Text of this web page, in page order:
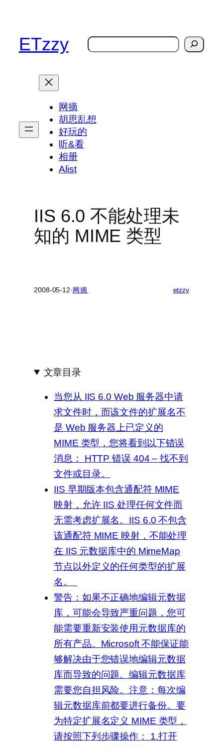
ETzzy
搜
网摘
胡思乱想
好玩的
听&看
相册
Alist
IIS 6.0 不能处理未
知的 MIME 类型
2008-05-12·网摘 etzzy
文章目录
当您从 IIS 6.0 Web 服务器中请
求文件时，而该文件的扩展名不
是 Web 服务器上已定义的
MIME 类型，您将看到以下错误
消息： HTTP 错误 404 – 找不到
文件或目录。
IIS 早期版本包含通配符 MIME
映射，允许 IIS 处理任何文件而
无需考虑扩展名。IIS 6.0 不包含
该通配符 MIME 映射，不能处理
在 IIS 元数据库中的 MimeMap
节点以外定义的任何类型的扩展
名。
警告：如果不正确地编辑元数据
库，可能会导致严重问题，您可
能需要重新安装使用元数据库的
所有产品。Microsoft 不能保证能
够解决由于您错误地编辑元数据
库而导致的问题。编辑元数据库
需要您自担风险。注意：每次编
辑元数据库前都要进行备份。要
为特定扩展名定义 MIME 类型，
请按照下列步骤操作： 1.打开